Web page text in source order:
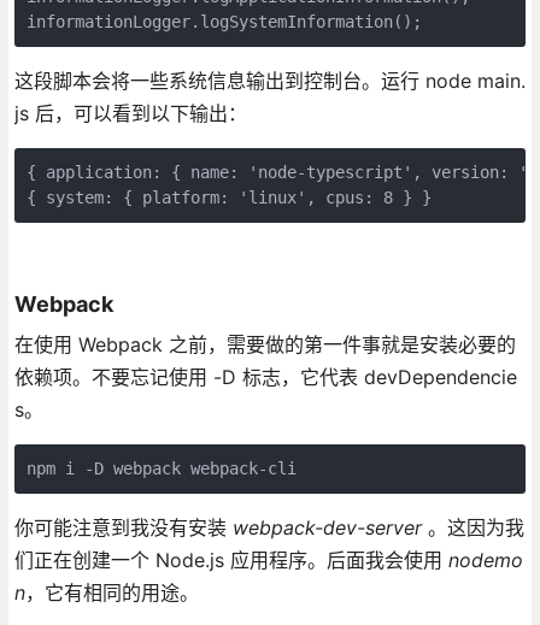
informationLogger.logSystemInformation();
这段脚本会将一些系统信息输出到控制台。运行 node main.
js 后，可以看到以下输出：
{ application: { name: 'node-typescript', version:
{ system: { platform: 'linux', cpus: 8 } }
Webpack
在使用 Webpack 之前，需要做的第一件事就是安装必要的
依赖项。不要忘记使用 -D 标志，它代表 devDependencie
s。
npm i -D webpack webpack-cli
你可能注意到我没有安装 webpack-dev-server。这因为我
们正在创建一个 Node.js 应用程序。后面我会使用 nodemo
n，它有相同的用途。